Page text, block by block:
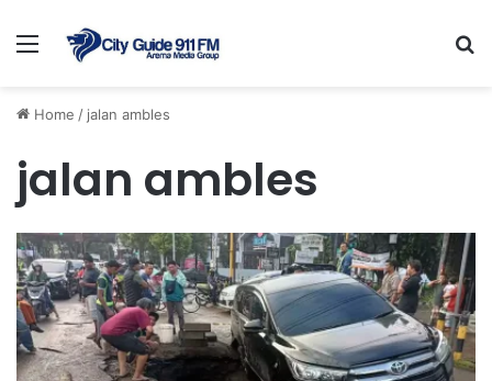
Menu
Home / jalan ambles
jalan ambles